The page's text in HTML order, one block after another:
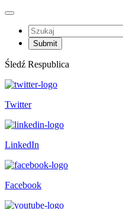
Śledź Respublica
Twitter
LinkedIn
Facebook